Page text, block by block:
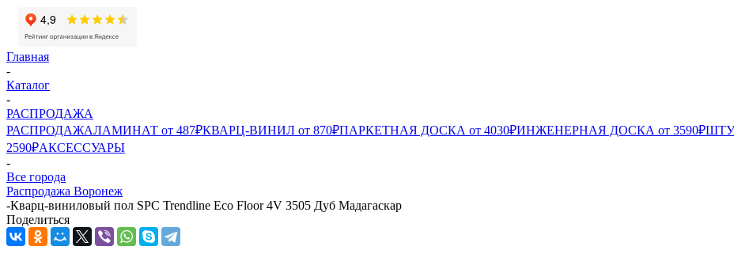
Главная
-
Каталог
-
РАСПРОДАЖА
РАСПРОДАЖАЛАМИНАТ от 487₽КВАРЦ-ВИНИЛ от 870₽ПАРКЕТНАЯ ДОСКА от 4030₽ИНЖЕНЕРНАЯ ДОСКА от 3590₽
2590₽АКСЕССУАРЫ
-
Все города
Распродажа Воронеж
-Кварц-виниловый пол SPC Trendline Eco Floor 4V 3505 Дуб Мадагаскар
Поделиться